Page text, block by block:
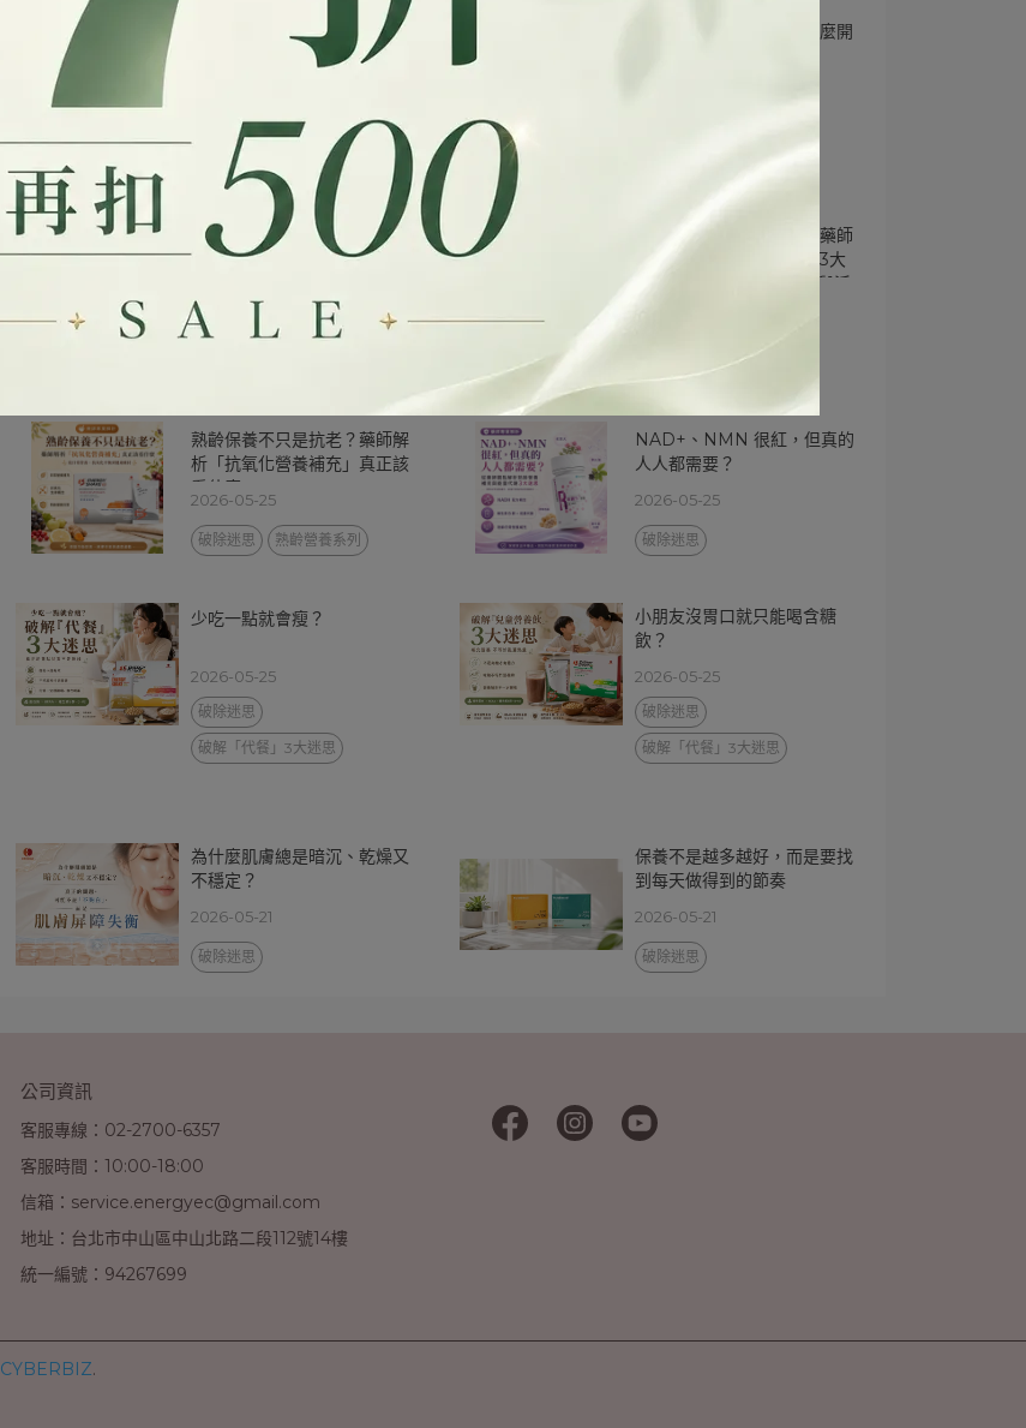
外食族一定要補 B 群嗎？藥
師解析維生素B群與能量代謝
破解「代餐」3大迷思
外食族系列
鎂是什麼？熟齡族群為什麼開
BCAA 是什麼？熟齡族群一
定要補嗎？
熟齡營養系列
熟齡營養不能只補鈣？從藥師
觀點解析「肌少症營養」3大
關鍵：蛋白質、維生素D與活
動力
熟齡保養不只是抗老？藥師解
析「抗氧化營養補充」真正該
看什麼
2026-05-25
破除迷思 熟齡營養系列
NAD+、NMN 很紅，但真的
人人都需要？
2026-05-25
破除迷思
少吃一點就會瘦？
2026-05-25
破除迷思
破解「代餐」3大迷思
小朋友沒胃口就只能喝含糖
飲？
2026-05-25
破除迷思
破解「代餐」3大迷思
為什麼肌膚總是暗沉、乾燥又
不穩定？
2026-05-21
破除迷思
保養不是越多越好，而是要找
到每天做得到的節奏
2026-05-21
破除迷思
公司資訊
客服專線：02-2700-6357
客服時間：10:00-18:00
信箱：service.energyec@gmail.com
地址：台北市中山區中山北路二段112號14樓
統一編號：94267699
CYBERBIZ.